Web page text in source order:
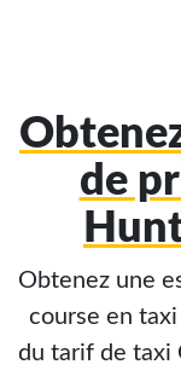
de
Obtenez une
course en
du tarif de taxi